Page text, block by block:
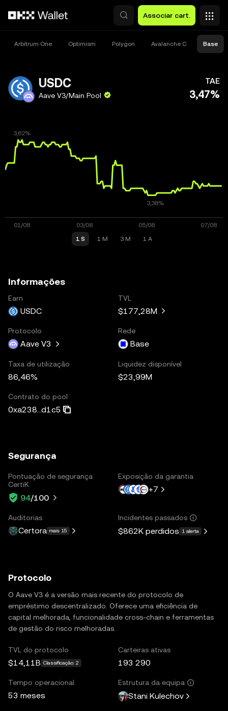
Associar cart.
Arbitrum One Optimism Polygon Avalanche C Base
USDC
Aave V3/Main Pool
TAE
3,47%
1 S 1 M 3 M 1 A
Informações
Earn
USDC
TVL
$177,28M
Protocolo
Aave V3
Rede
Base
Taxa de utilização
86,46%
Liquidez disponível
$23,99M
Contrato do pool
0xa238...d1c5
Segurança
Pontuação de segurança
CertiK
94/100
Exposição da garantia
+7
Auditorias
Certora mais 15
Incidentes passados
$862K perdidos 1 alerta
Protocolo
O Aave V3 é a versão mais recente do protocolo de
empréstimo descentralizado. Oferece uma eficiência de
capital melhorada, funcionalidade cross-chain e ferramentas
de gestão do risco melhoradas.
TVL do protocolo
$14,11B Classificação: 2
Carteiras ativas
193 290
Tempo operacional
53 meses
Estrutura da equipa
Stani Kulechov